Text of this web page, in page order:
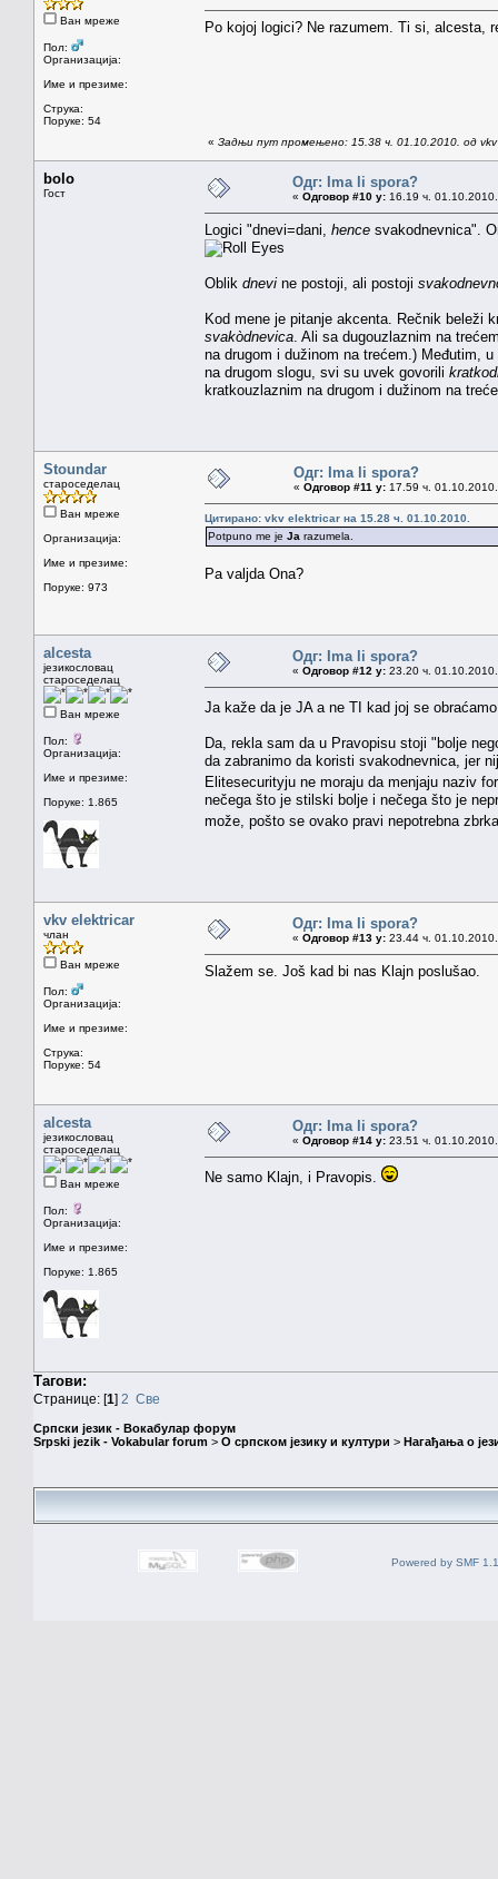
Ван мреже
Пол:
Организација:
Име и презиме:
Струка:
Поруке: 54
Po kojoj logici? Ne razumem. Ti si, alcesta,
« Задњи пут промењено: 15.38 ч. 01.10.2010. од vkv
bolo
Гост
Одг: Ima li spora?
« Одговор #10 у: 16.19 ч.
Logici "dnevi=dani, hence svakodnevnica".
Oblik dnevi ne postoji, ali postoji
Kod mene je pitanje akcenta. Rečnik beleži
svakòdnevica . Ali sa dugouzlaznim na
na drugom i dužinom na trećem.) Međutim,
na drugom slogu, svi su uvek govorili
kratkouzlaznim na drugom i dužinom na
Stoundar
староседелац
Ван мреже
Организација:
Име и презиме:
Поруке: 973
Одг: Ima li spora?
« Одговор #11 у: 17.59 ч.
Цитирано: vkv elektricar на 15.28 ч. 01.10.2010.
Potpuno me je Ja razumela.
Pa valjda Ona?
alcesta
језикословац
староседелац
Ван мреже
Пол:
Организација:
Име и презиме:
Поруке: 1.865
Одг: Ima li spora?
« Одговор #12 у: 23.20 ч.
Ja kaže da je JA a ne TI kad joj se
Da, rekla sam da u Pravopisu stoji "bolje
da zabranimo da koristi svakodnevnica, jer
Elitesecurityju ne moraju da menjaju naziv
nečega što je stilski bolje i nečega što je
može, pošto se ovako pravi nepotrebna
vkv elektricar
члан
Ван мреже
Пол:
Организација:
Име и презиме:
Струка:
Поруке: 54
Одг: Ima li spora?
« Одговор #13 у: 23.44 ч.
Slažem se. Još kad bi nas Klajn poslušao.
alcesta
језикословац
староседелац
Ван мреже
Пол:
Организација:
Име и презиме:
Поруке: 1.865
Одг: Ima li spora?
« Одговор #14 у: 23.51 ч.
Ne samo Klajn, i Pravopis.
Тагови:
Странице: [1] 2 Све
Српски језик - Вокабулар форум
Srpski jezik - Vokabular forum > О српском језику и култури > Нагађања о
Powered by SMF